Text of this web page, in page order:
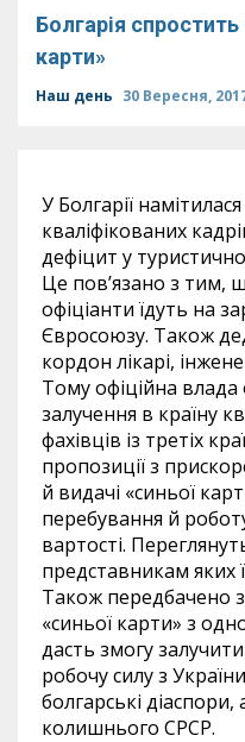
Болгарія
карти»
Наш день 30 Вересня,
У Болгарії
кваліфікованих
дефіцит у
Це пов’язано з тим,
офіціанти їдуть на
Євросоюзу. Також
кордон лікарі,
Тому офіційна
залучення в країну
фахівців із третіх
пропозиції з
й видачі «синьої
перебування й
вартості.
представникам яких
Також передбачено
«синьої карти» з
дасть змогу
робочу силу з
болгарські
колишнього СРСР.